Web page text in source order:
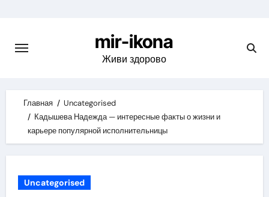
content
mir-ikona
Живи здорово
Главная
Uncategorised
Кадышева Надежда — интересные факты о жизни и
карьере популярной исполнительницы
Uncategorised